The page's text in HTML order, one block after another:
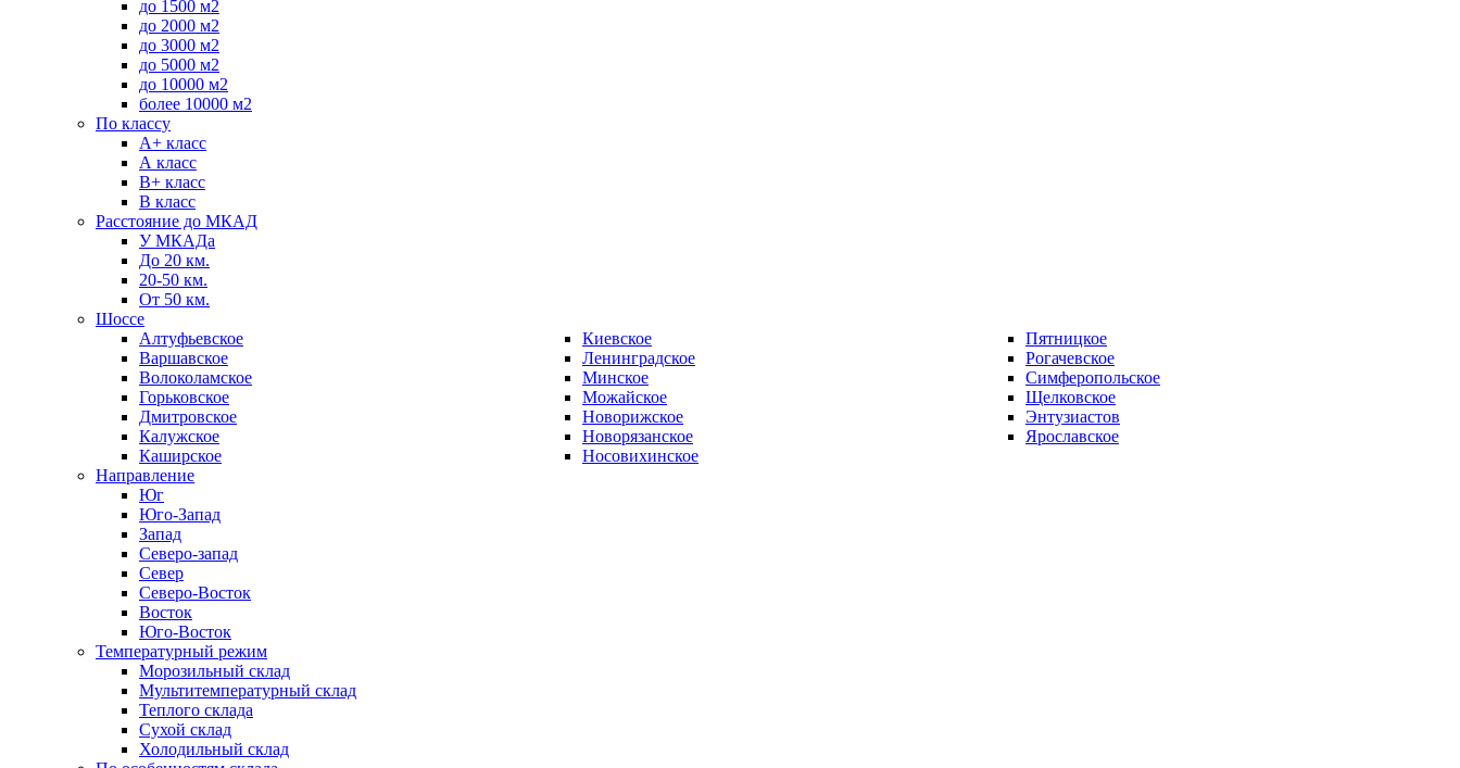
до 1500 м2
до 2000 м2
до 3000 м2
до 5000 м2
до 10000 м2
более 10000 м2
По классу
А+ класс
А класс
B+ класс
В класс
Расстояние до МКАД
У МКАДа
До 20 км.
20-50 км.
От 50 км.
Шоссе
Алтуфьевское
Варшавское
Волоколамское
Горьковское
Дмитровское
Калужское
Каширское
Киевское
Ленинградское
Минское
Можайское
Новорижское
Новорязанское
Носовихинское
Пятницкое
Рогачевское
Симферопольское
Щелковское
Энтузиастов
Ярославское
Направление
Юг
Юго-Запад
Запад
Северо-запад
Север
Северо-Восток
Восток
Юго-Восток
Температурный режим
Морозильный склад
Мультитемпературный склад
Теплого склада
Сухой склад
Холодильный склад